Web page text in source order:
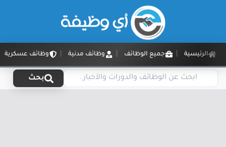
الرئيسية جميع الوظائف وظائف مدنية وظائف عسكرية
بحث